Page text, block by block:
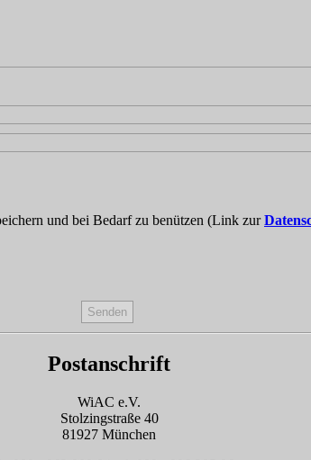
und bei Bedarf zu benützen (Link zur
Postanschrift
WiAC e.V.
Stolzingstraße 40
81927 München